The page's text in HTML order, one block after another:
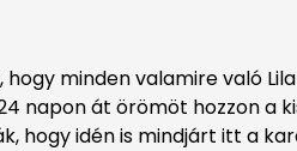
hogy minden valamire való
napon át örömöt hozzon a
hogy idén is mindjárt itt a